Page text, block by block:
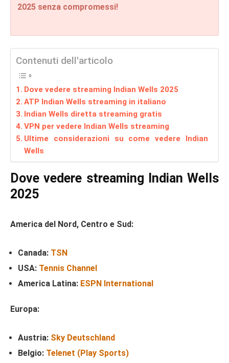
2025 senza compromessi!
Contenuti dell'articolo
Dove vedere streaming Indian Wells 2025
ATP Indian Wells streaming in italiano
Indian Wells diretta streaming gratis
VPN per vedere Indian Wells streaming
Ultime considerazioni su come vedere Indian
Wells
Dove vedere streaming Indian Wells
2025
America del Nord, Centro e Sud:
Canada: TSN
USA: Tennis Channel
America Latina: ESPN International
Europa:
Austria: Sky Deutschland
Belgio: Telenet (Play Sports)